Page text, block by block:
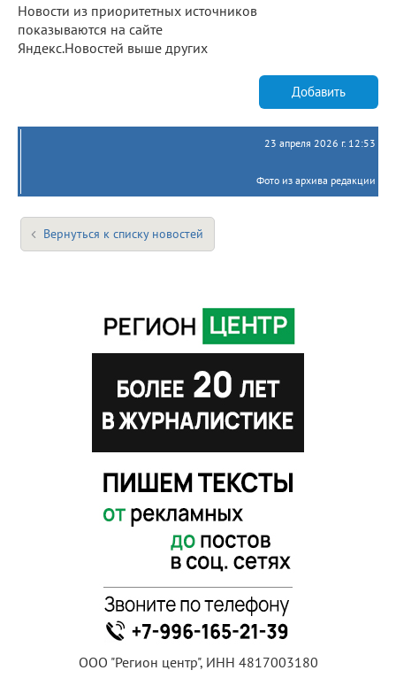
Новости из приоритетных источников
показываются на сайте
Яндекс.Новостей выше других
Добавить
23 апреля 2026 г. 12:53
Фото из архива редакции
Вернуться к списку новостей
ООО "Регион центр", ИНН 4817003180